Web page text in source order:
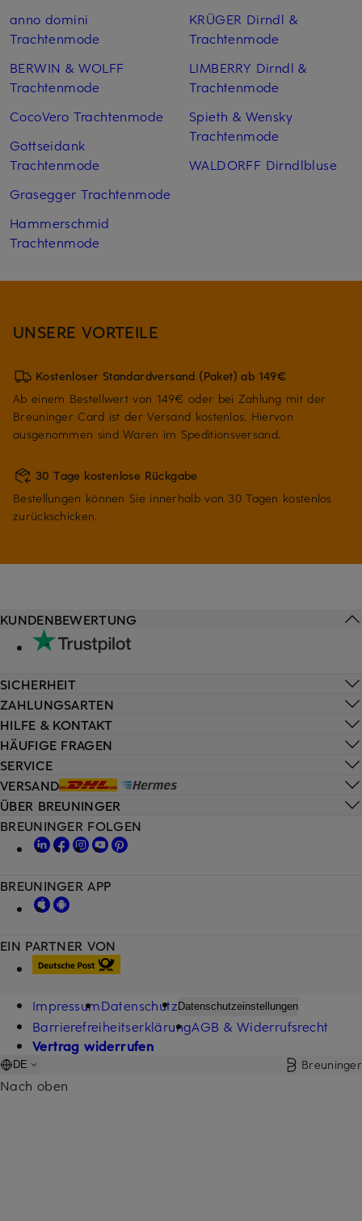
anno domini
Trachtenmode
BERWIN & WOLFF
Trachtenmode
CocoVero Trachtenmode
Gottseidank
Trachtenmode
Grasegger Trachtenmode
Hammerschmid
Trachtenmode
KRÜGER Dirndl &
Trachtenmode
LIMBERRY Dirndl &
Trachtenmode
Spieth & Wensky
Trachtenmode
WALDORFF Dirndlbluse
UNSERE VORTEILE
Kostenloser Standardversand (Paket) ab 149€
Ab einem Bestellwert von 149€ oder bei Zahlung mit der
Breuninger Card ist der Versand kostenlos. Hiervon
ausgenommen sind Waren im Speditionsversand.
30 Tage kostenlose Rückgabe
Bestellungen können Sie innerhalb von 30 Tagen kostenlos
zurückschicken.
HILFE & KONTAKT
HÄUFIGE FRAGEN
SERVICE
VERSAND
KUNDENBEWERTUNG
SICHERHEIT
ZAHLUNGSARTEN
ÜBER BREUNINGER
EIN PARTNER VON
BREUNINGER FOLGEN
BREUNINGER APP
ImpressumDatenschutz Datenschutzeinstellungen
BarrierefreiheitserklärungAGB & Widerrufsrecht
Vertrag widerrufen
DE Breuninger
Nach oben